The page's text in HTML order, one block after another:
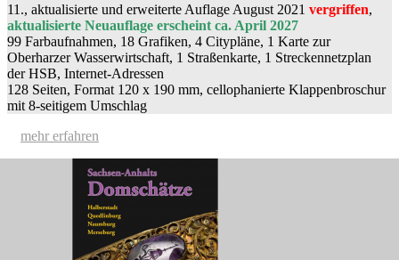
11., aktualisierte und erweiterte Auflage August 2021 vergriffen,
aktualisierte Neuauflage erscheint ca. April 2027
99 Farbaufnahmen, 18 Grafiken, 4 Citypläne, 1 Karte zur
Oberharzer Wasserwirtschaft, 1 Straßenkarte, 1 Streckennetzplan
der HSB, Internet-Adressen
128 Seiten, Format 120 x 190 mm, cellophanierte Klappenbroschur
mit 8-seitigem Umschlag
mehr erfahren